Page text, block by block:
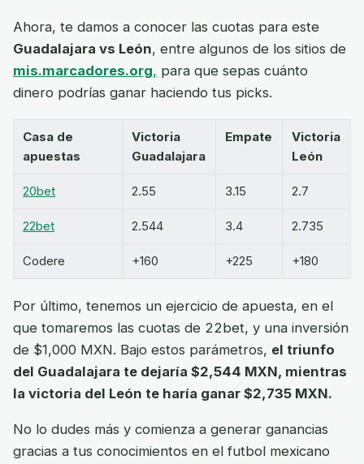
Ahora, te damos a conocer las cuotas para este
Guadalajara vs León, entre algunos de los sitios de
mis.marcadores.org, para que sepas cuánto
dinero podrías ganar haciendo tus picks.
Casa de
apuestas
Victoria
Guadalajara
Empate
Victoria
León
20bet 2.55 3.15 2.7
22bet 2.544 3.4 2.735
Codere +160 +225 +180
Por último, tenemos un ejercicio de apuesta, en el
que tomaremos las cuotas de 22bet, y una inversión
de $1,000 MXN. Bajo estos parámetros, el triunfo
del Guadalajara te dejaría $2,544 MXN, mientras
la victoria del León te haría ganar $2,735 MXN.
No lo dudes más y comienza a generar ganancias
gracias a tus conocimientos en el futbol mexicano